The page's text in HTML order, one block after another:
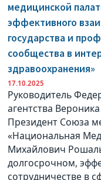
медицинской
эффективного
государства и
сообщества в
здравоохранения»
17.10.2025
Руководитель
агентства
Президент Союза
«Национальная
Михайлович
долгосрочном,
сотрудничестве в